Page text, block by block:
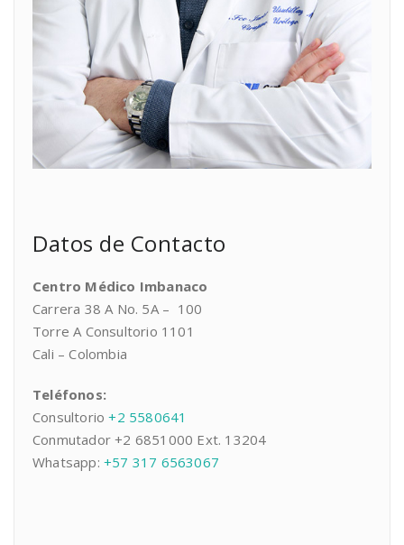
Datos de Contacto
Centro Médico Imbanaco
Carrera 38 A No. 5A – 100
Torre A Consultorio 1101
Cali – Colombia
Teléfonos:
Consultorio+2 5580641
Conmutador +2 6851000 Ext. 13204
Whatsapp: +57 317 6563067